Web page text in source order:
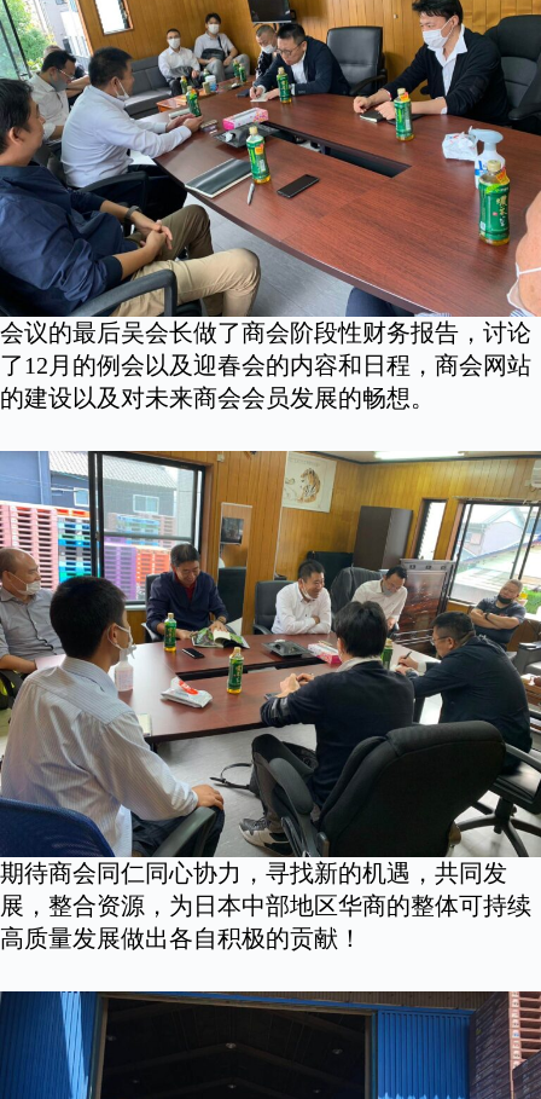
会议的最后吴会长做了商会阶段性财务报告，讨论
了12月的例会以及迎春会的内容和日程，商会网站
的建设以及对未来商会会员发展的畅想。
期待商会同仁同心协力，寻找新的机遇，共同发
展，整合资源，为日本中部地区华商的整体可持续
高质量发展做出各自积极的贡献！